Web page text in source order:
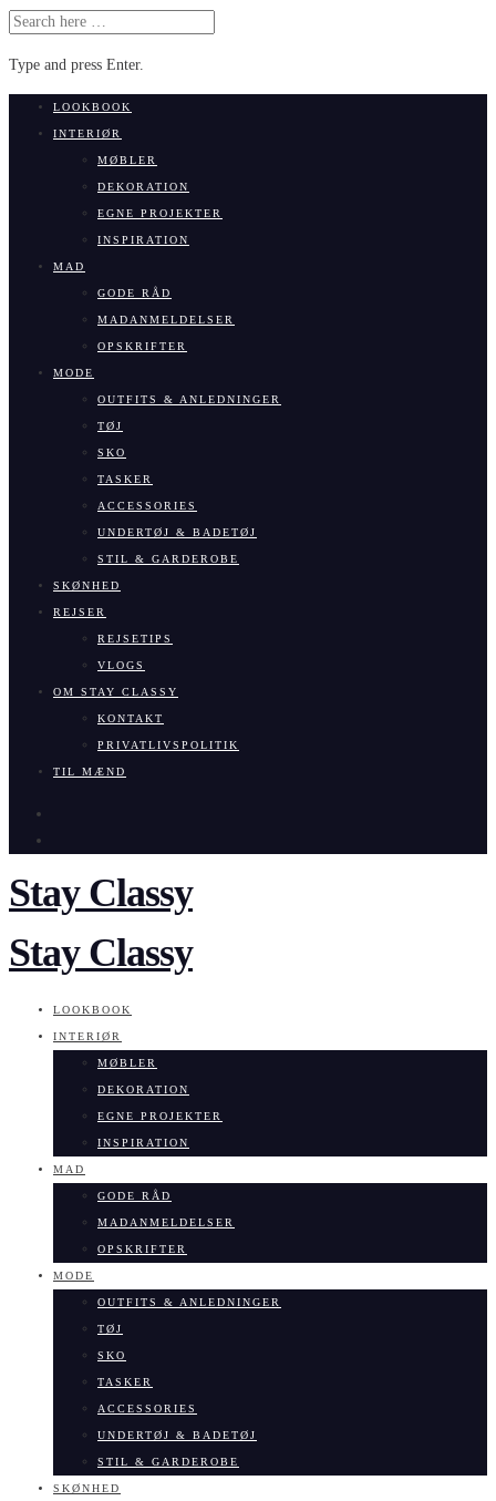
SEARCH
Type and press Enter.
LOOKBOOK
INTERIØR
MØBLER
DEKORATION
EGNE PROJEKTER
INSPIRATION
MAD
GODE RÅD
MADANMELDELSER
OPSKRIFTER
MODE
OUTFITS & ANLEDNINGER
TØJ
SKO
TASKER
ACCESSORIES
UNDERTØJ & BADETØJ
STIL & GARDEROBE
SKØNHED
REJSER
REJSETIPS
VLOGS
OM STAY CLASSY
KONTAKT
PRIVATLIVSPOLITIK
TIL MÆND
Stay Classy
Stay Classy
LOOKBOOK
INTERIØR
MØBLER
DEKORATION
EGNE PROJEKTER
INSPIRATION
MAD
GODE RÅD
MADANMELDELSER
OPSKRIFTER
MODE
OUTFITS & ANLEDNINGER
TØJ
SKO
TASKER
ACCESSORIES
UNDERTØJ & BADETØJ
STIL & GARDEROBE
SKØNHED